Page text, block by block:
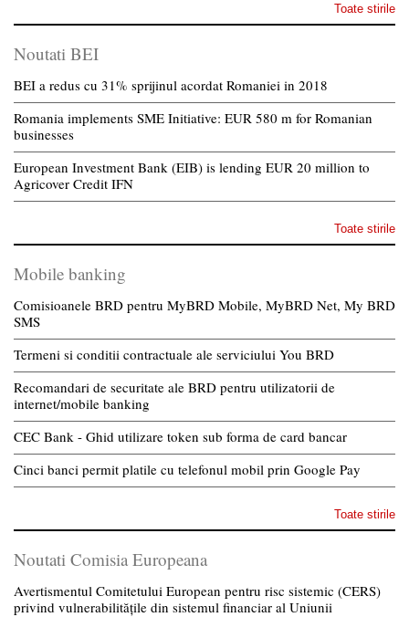
Toate stirile
Noutati BEI
BEI a redus cu 31% sprijinul acordat Romaniei in 2018
Romania implements SME Initiative: EUR 580 m for Romanian
businesses
European Investment Bank (EIB) is lending EUR 20 million to
Agricover Credit IFN
Toate stirile
Mobile banking
Comisioanele BRD pentru MyBRD Mobile, MyBRD Net, My BRD
SMS
Termeni si conditii contractuale ale serviciului You BRD
Recomandari de securitate ale BRD pentru utilizatorii de
internet/mobile banking
CEC Bank - Ghid utilizare token sub forma de card bancar
Cinci banci permit platile cu telefonul mobil prin Google Pay
Toate stirile
Noutati Comisia Europeana
Avertismentul Comitetului European pentru risc sistemic (CERS)
privind vulnerabilitățile din sistemul financiar al Uniunii